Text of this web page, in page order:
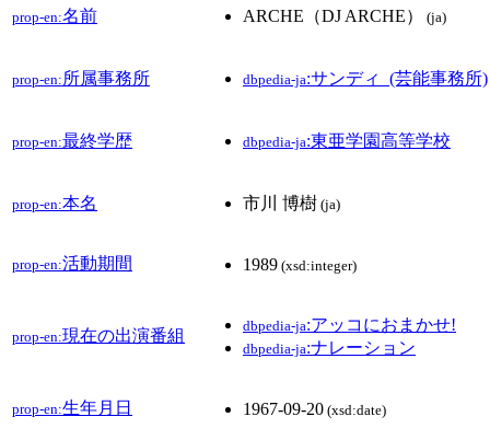
prop-en:名前 ARCHE（DJ ARCHE） (ja)
prop-en: 所属事務所 dbpedia-ja:サンディ_(芸能事務所)
prop-en:最終学歴 dbpedia-ja:東亜学園高等学校
prop-en:本名 市川 博樹 (ja)
prop-en:活動期間 1989 (xsd:integer)
prop-en:現在の出演番組
dbpedia-ja:アッコにおまかせ!
dbpedia-ja:ナレーション
prop-en:生年月日 1967-09-20 (xsd:date)